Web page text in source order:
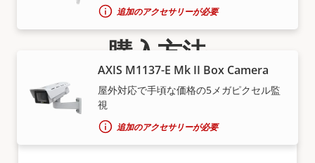
追加のアクセサリーが必要
AXIS M1137-E Mk II Box Camera
屋外対応で手頃な価格の5メガピクセル監
視
追加のアクセサリーが必要
購入方法
Axisソリューションと個々の製品は、信頼できるパート
ナーが販売し、高い専門性のもとに設置を行います。